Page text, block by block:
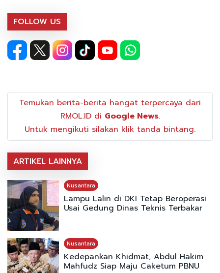
FOLLOW US
Temukan berita-berita hangat terpercaya dari
RMOL.ID di Google News.
Untuk mengikuti silakan klik tanda bintang.
ARTIKEL LAINNYA
Nusantara
Lampu Lalin di DKI Tetap Beroperasi
Usai Gedung Dinas Teknis Terbakar
Nusantara
Kedepankan Khidmat, Abdul Hakim
Mahfudz Siap Maju Caketum PBNU